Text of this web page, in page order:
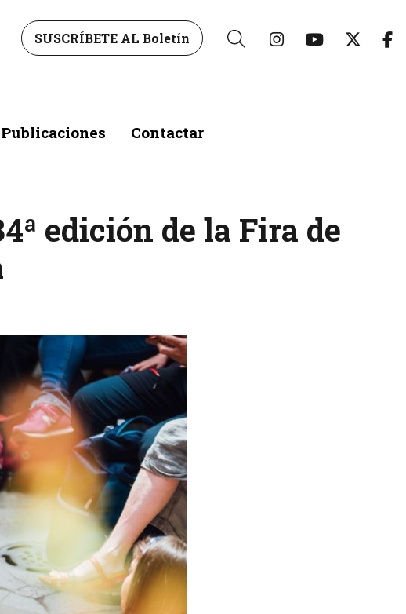
Link aLink a
SUSCRÍBETE AL Boletín
Publicaciones Contactar
edición de la Fira de